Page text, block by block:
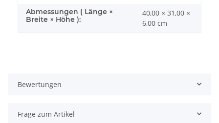
Abmessungen ( Länge ×
Breite × Höhe ):
40,00 × 31,00 ×
6,00 cm
Bewertungen
Frage zum Artikel